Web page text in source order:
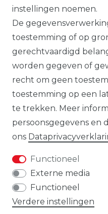
Alle op deze
en
ter algemene
verschillen zijn
getoonde
De op de
specificaties en
worden
behoudt zich
getoonde
instellingen noemen.
De
toestemming of op
gerechtvaardigd
worden gegeven of
recht om geen
toestemming op een
te trekken. Meer
persoonsgegevens en
ons
Functioneel
Externe media
Functioneel
Verdere instellingen